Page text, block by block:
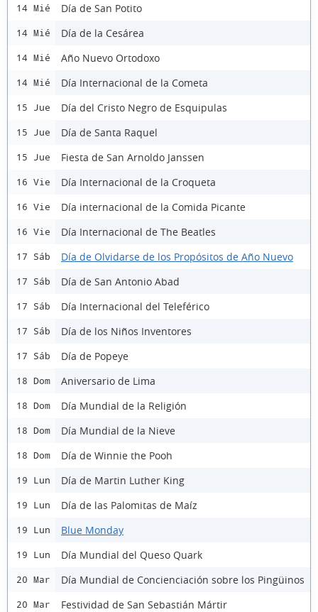
14 Mié Día de San Potito
14 Mié Día de la Cesárea
14 Mié Año Nuevo Ortodoxo
14 Mié Día Internacional de la Cometa
15 Jue Día del Cristo Negro de Esquipulas
15 Jue Día de Santa Raquel
15 Jue Fiesta de San Arnoldo Janssen
16 Vie Día Internacional de la Croqueta
16 Vie Día internacional de la Comida Picante
16 Vie Día Internacional de The Beatles
17 Sáb Día de Olvidarse de los Propósitos de Año Nuevo
17 Sáb Día de San Antonio Abad
17 Sáb Día Internacional del Teleférico
17 Sáb Día de los Niños Inventores
17 Sáb Día de Popeye
18 Dom Aniversario de Lima
18 Dom Día Mundial de la Religión
18 Dom Día Mundial de la Nieve
18 Dom Día de Winnie the Pooh
19 Lun Día de Martin Luther King
19 Lun Día de las Palomitas de Maíz
19 Lun Blue Monday
19 Lun Día Mundial del Queso Quark
20 Mar Día Mundial de Concienciación sobre los Pingüinos
20 Mar Festividad de San Sebastián Mártir